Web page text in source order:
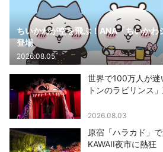
ちいかわが空を飛ぶ！ANA「ちいかわ
登場
2026.08.05
世界で100万人が
トンのラビリンス
2026.08.03
原宿「ハラカド」
KAWAII夜市に熱狂